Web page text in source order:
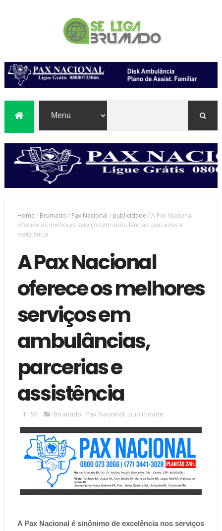
Home / Brumado / Pax Nacional / publicidade /A Pax Nacional
oferece os melhores serviços em ambulâncias, parcerias e
assistência
A Pax Nacional
oferece os melhores
serviços em
ambulâncias,
parcerias e
assistência
11:55 Brumado, Pax Nacional, publicidade
A Pax Nacional é sinônimo de excelência nos serviços